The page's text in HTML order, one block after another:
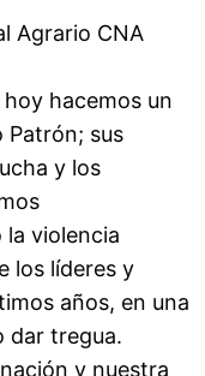
Agrario CNA
hacemos un
Patrón; sus
y los
violencia
los líderes y
años, en una
dar tregua.
y nuestra